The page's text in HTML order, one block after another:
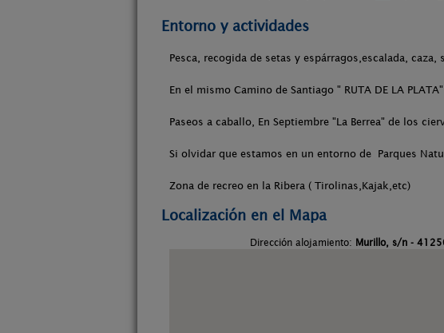
Entorno y actividades
Pesca, recogida de setas y espárragos,escalada,
En el mismo Camino de Santiago " RUTA DE LA
Paseos a caballo, En Septiembre "La Berrea" de los
Si olvidar que estamos en un entorno de Parques
Zona de recreo en la Ribera ( Tirolinas,Kajak,etc)
Localización en el Mapa
Dirección alojamiento: Murillo, s/n -